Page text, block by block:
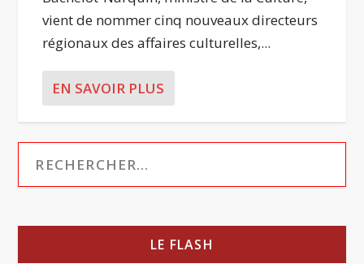
vient de nommer cinq nouveaux directeurs
régionaux des affaires culturelles,...
EN SAVOIR PLUS
LE FLASH